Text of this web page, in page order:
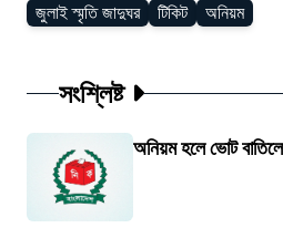
জুলাই স্মৃতি জাদুঘর টিকিট অনিয়ম
সংশ্লিষ্ট
অনিয়ম হলে ভোট